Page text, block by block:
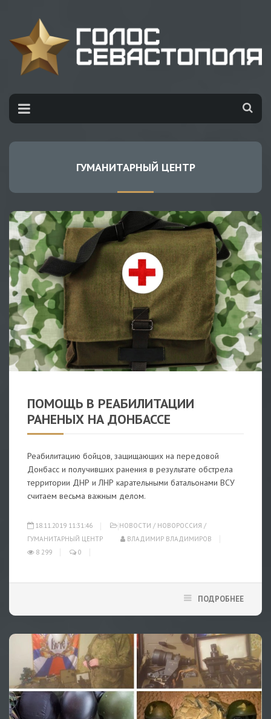
ГУМАНИТАРНЫЙ ЦЕНТР
ПОМОЩЬ В РЕАБИЛИТАЦИИ
РАНЕНЫХ НА ДОНБАССЕ
Реабилитацию бойцов, защищающих на передовой
Донбасс и получивших ранения в результате обстрела
территории ДНР и ЛНР карательными батальонами ВСУ
считаем весьма важным делом.
18.11.2019 11:31:46 НОВОСТИ / НОВОРОССИЯ /
ГУМАНИТАРНЫЙ ЦЕНТР
ВЛАДИМИР ВЛАДИМИРОВ
8 299
0
ПОДРОБНЕЕ